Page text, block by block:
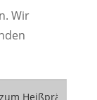
Wir